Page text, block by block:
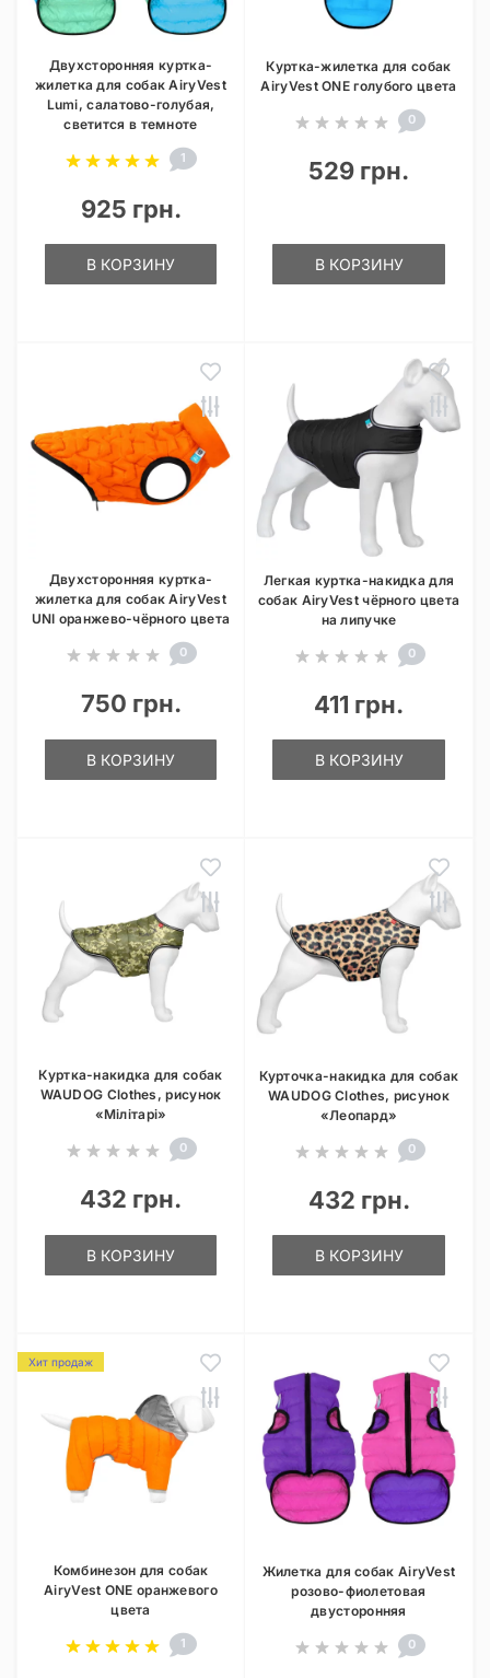
Двухсторонняя куртка-
жилетка для собак AiryVest
Lumi, салатово-голубая,
светится в темноте
1
925 грн.
В КОРЗИНУ
Куртка-жилетка для собак
AiryVest ONE голубого цвета
0
529 грн.
В КОРЗИНУ
Двухсторонняя куртка-
жилетка для собак AiryVest
UNI оранжево-чёрного цвета
0
750 грн.
В КОРЗИНУ
Легкая куртка-накидка для
собак AiryVest чёрного цвета
на липучке
0
411 грн.
В КОРЗИНУ
Куртка-накидка для собак
WAUDOG Clothes, рисунок
«Мілітарі»
0
432 грн.
В КОРЗИНУ
Курточка-накидка для собак
WAUDOG Clothes, рисунок
«Леопард»
0
432 грн.
В КОРЗИНУ
Хит продаж
Комбинезон для собак
AiryVest ONE оранжевого
цвета
1
Жилетка для собак AiryVest
розово-фиолетовая
двусторонняя
0